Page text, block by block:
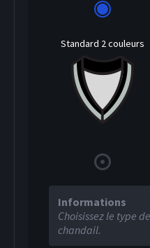
Standard 2 couleurs
Informations
Choisissez le type
chandail.